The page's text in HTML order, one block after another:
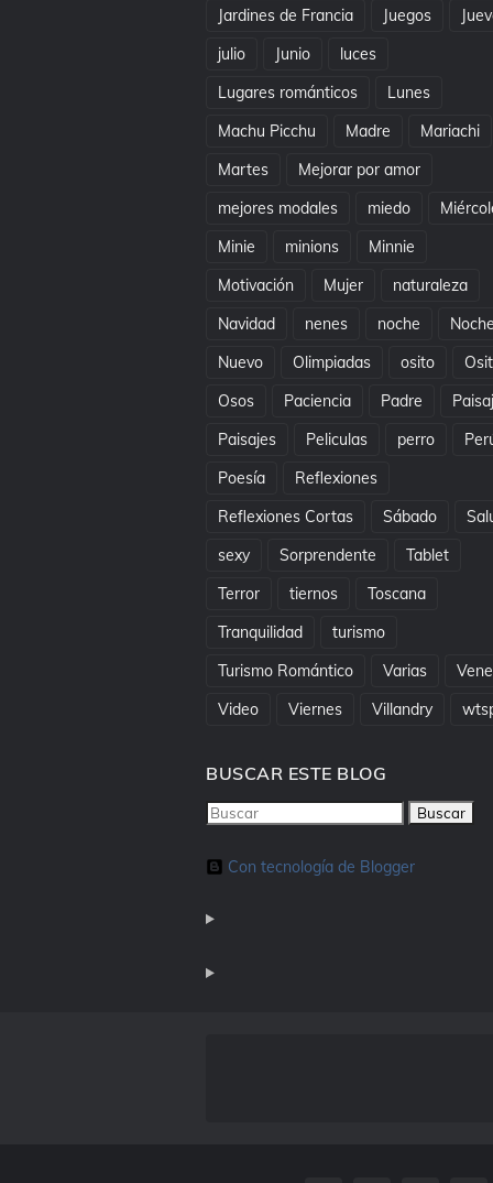
Jardines de Francia
Juegos
julio
Junio
luces
Lugares románticos
Lunes
Machu Picchu
Madre
Mariachi
Martes
Mejorar por amor
mejores modales
miedo
Minie
minions
Minnie
Motivación
Mujer
naturaleza
Navidad
nenes noche
Nuevo
Olimpiadas osito
Osos
Paciencia Padre
Paisajes
Peliculas perro
Poesía
Reflexiones
Reflexiones Cortas
Sábado
sexy
Sorprendente
Tablet
Terror
tiernos
Toscana
Tranquilidad
turismo
Turismo Romántico
Varias
Video
Viernes Villandry
BUSCAR ESTE BLOG
Con tecnología de Blogger